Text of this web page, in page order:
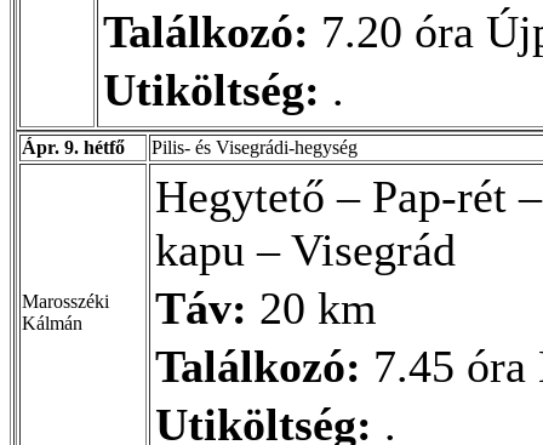
Találkozó: 7.20 óra
Utiköltség: .
Ápr. 9. hétfő Pilis- és Visegrádi-hegység
Marosszéki
Kálmán
Hegytető – Pap-rét
kapu – Visegrád
Táv: 20 km
Találkozó: 7.45
Utiköltség: .